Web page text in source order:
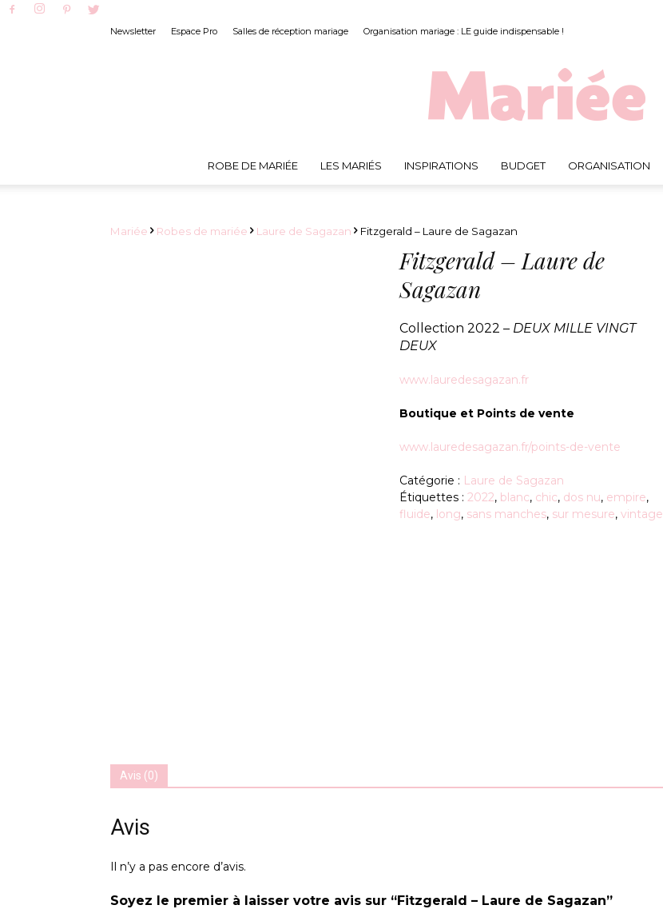
Newsletter Espace Pro Salles de réception mariage Organisation mariage : LE guide indispensable !
ROBE DE MARIÉE LES MARIÉS INSPIRATIONS BUDGET ORGANISATION
Mariée Robes de mariée Laure de Sagazan Fitzgerald – Laure de Sagazan
Fitzgerald – Laure de
Sagazan
Collection 2022 – DEUX MILLE VINGT
DEUX
www.lauredesagazan.fr
Boutique et Points de vente
www.lauredesagazan.fr/points-de-vente
Catégorie : Laure de Sagazan
Étiquettes : 2022, blanc, chic, dos nu, empire,
fluide, long, sans manches, sur mesure, vintage
Avis (0)
Avis
Il n’y a pas encore d’avis.
Soyez le premier à laisser votre avis sur “Fitzgerald – Laure de Sagazan”